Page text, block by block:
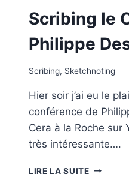
Scribing le
Philippe
Scribing, Sketchnoting
Hier soir j’ai eu le
conférence de
Cera à la Roche sur
très intéressante….
LIRE LA SUITESCRIBING